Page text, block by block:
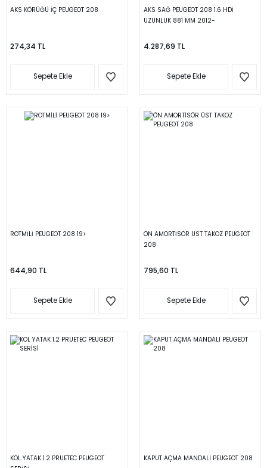
AKS KÖRÜĞÜ İÇ PEUGEOT 208
274,34 TL
Sepete Ekle
AKS SAĞ PEUGEOT 208 1.6 HDİ
UZUNLUK 881 MM 2012-
4.287,69 TL
Sepete Ekle
ROTMİLİ PEUGEOT 208 19>
644,90 TL
Sepete Ekle
ÖN AMORTİSÖR ÜST TAKOZ PEUGEOT
208
795,60 TL
Sepete Ekle
KOL YATAK 1.2 PRUETEC PEUGEOT
KAPUT AÇMA MANDALI PEUGEOT 208